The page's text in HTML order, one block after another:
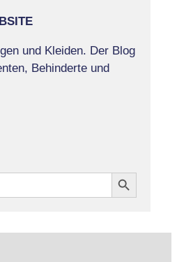
und Kleiden. Der Blog
Behinderte und
Search Button